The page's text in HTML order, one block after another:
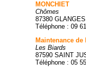
MONCHIET
Chômes
87380 GLANGES
Téléphone : 09
Maintenance
Les Biards
87590 SAINT
Téléphone : 05